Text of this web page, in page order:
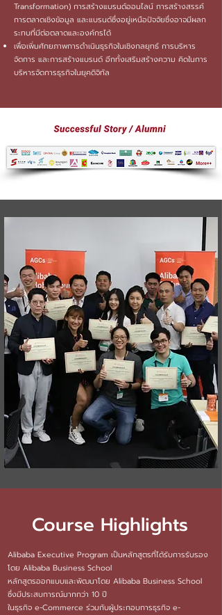
Transformation) การสร้างแบรนด์ออนไลน์ การสร้างสรรค์
การตลาดเชิงข้อมูล และแบรนด์ซึ่งอยู่เหนือปัจจัยซึ่งอาจมีผลก
ระทบที่มีต่อตลาดและองค์กรได้
เพื่อเพิ่มศักยภาพการดำเนินธุรกิจในเชิงกลยุทธ์ การบริหาร
จัดการ และการสร้างแบรนด์ อีกทั้งเสริมสร้างความ คิดในการ
บริหารจัดการธุรกิจในยุคดิจิทัล
Course Highlights
Alibaba Executive Program เป็นหลักสูตรที่ได้รับการรับรอง
โดย Alibaba Business School
หลักสูตรออกแบบและพัฒนาโดย Alibaba Business School
ซึ่งมีประสบการณ์มากกว่า 10 ปี
ในธุรกิจ e-Commerce ร่วมกับผู้ประกอบการธุรกิจ e-